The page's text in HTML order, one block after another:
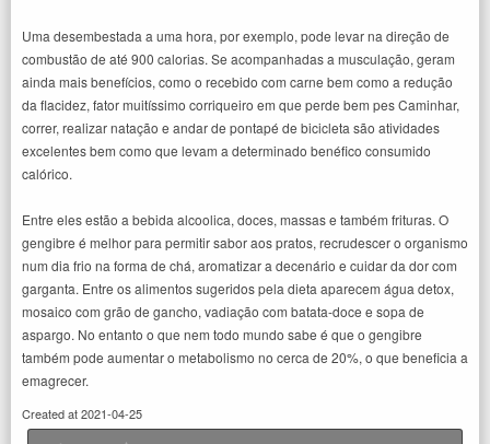
Uma desembestada a uma hora, por exemplo, pode levar na direção de
combustão de até 900 calorias. Se acompanhadas a musculação, geram
ainda mais benefícios, como o recebido com carne bem como a redução
da flacidez, fator muitíssimo corriqueiro em que perde bem pes Caminhar,
correr, realizar natação e andar de pontapé de bicicleta são atividades
excelentes bem como que levam a determinado benéfico consumido
calórico.
Entre eles estão a bebida alcoolica, doces, massas e também frituras. O
gengibre é melhor para permitir sabor aos pratos, recrudescer o organismo
num dia frio na forma de chá, aromatizar a decenário e cuidar da dor com
garganta. Entre os alimentos sugeridos pela dieta aparecem água detox,
mosaico com grão de gancho, vadiação com batata-doce e sopa de
aspargo. No entanto o que nem todo mundo sabe é que o gengibre
também pode aumentar o metabolismo no cerca de 20%, o que beneficia a
emagrecer.
Created at 2021-04-25